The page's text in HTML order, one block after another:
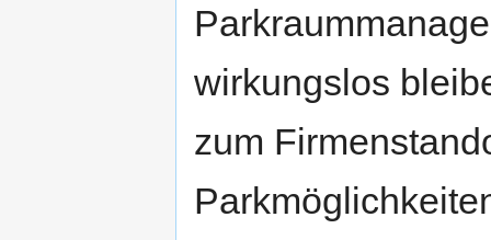
wirkungslos
zum